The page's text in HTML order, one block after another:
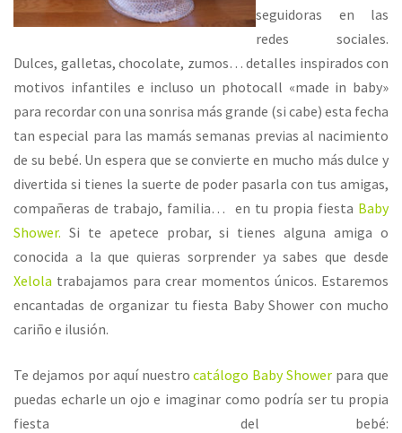
seguidoras en las
redes sociales.
Dulces, galletas, chocolate, zumos… detalles inspirados con
motivos infantiles e incluso un photocall «made in baby»
para recordar con una sonrisa más grande (si cabe) esta fecha
tan especial para las mamás semanas previas al nacimiento
de su bebé. Un espera que se convierte en mucho más dulce y
divertida si tienes la suerte de poder pasarla con tus amigas,
compañeras de trabajo, familia… en tu propia fiesta Baby
Shower. Si te apetece probar, si tienes alguna amiga o
conocida a la que quieras sorprender ya sabes que desde
Xelola trabajamos para crear momentos únicos. Estaremos
encantadas de organizar tu fiesta Baby Shower con mucho
cariño e ilusión.
Te dejamos por aquí nuestrocatálogo Baby Shower para que
puedas echarle un ojo e imaginar como podría ser tu propia
fiesta del bebé: